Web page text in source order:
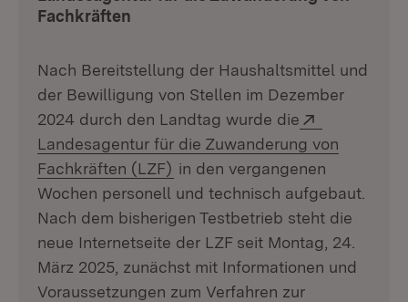
Fachkräften
Nach Bereitstellung der Haushaltsmittel und
der Bewilligung von Stellen im Dezember
2024 durch den Landtag wurde die
Landesagentur für die Zuwanderung von
Fachkräften (LZF) (Öffnet in neuem Fenster)
in den vergangenen
Wochen personell und technisch aufgebaut.
Nach dem bisherigen Testbetrieb steht die
neue Internetseite der LZF seit Montag, 24.
März 2025, zunächst mit Informationen und
Voraussetzungen zum Verfahren zur